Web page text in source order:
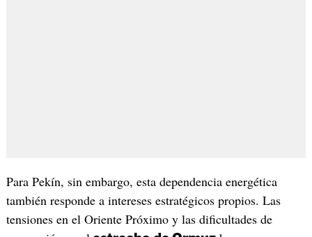
Para Pekín, sin embargo, esta dependencia energética
también responde a intereses estratégicos propios. Las
tensiones en el Oriente Próximo y las dificultades de